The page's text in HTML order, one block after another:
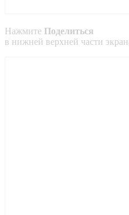
Нажмите Поделиться
в нижней верхней части